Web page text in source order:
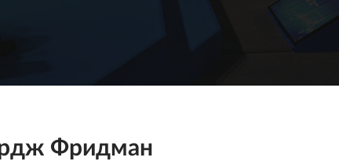
Фридман